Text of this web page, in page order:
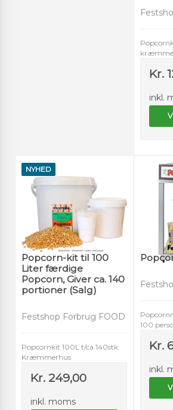
Kr.
inkl.
NYHED
Popcorn-kit til 100
Liter færdige
Popcorn, Giver ca. 140
portioner (Salg)
Festshop Forbrug FOOD
Popcornkit 100L t/ca.140stk.
Kræmmerhus
Kr. 249,00
inkl. moms
100
Kr.
inkl.